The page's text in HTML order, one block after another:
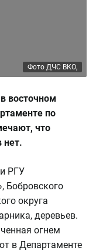
Фото ДЧС ВКО,
восточном
по
что
нет.
РГУ
Бобровского
округа
деревьев.
огнем
в Департаменте